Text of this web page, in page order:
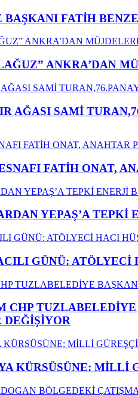
BAŞKANI FATİH
ANKRA’DAN
AĞASI SAMİ
FATİH ONAT,
YEPAŞ’A
GÜNÜ: ATÖLYECİ
CHP
DEĞİŞİYOR
KÜRSÜSÜNE: MİLLİ